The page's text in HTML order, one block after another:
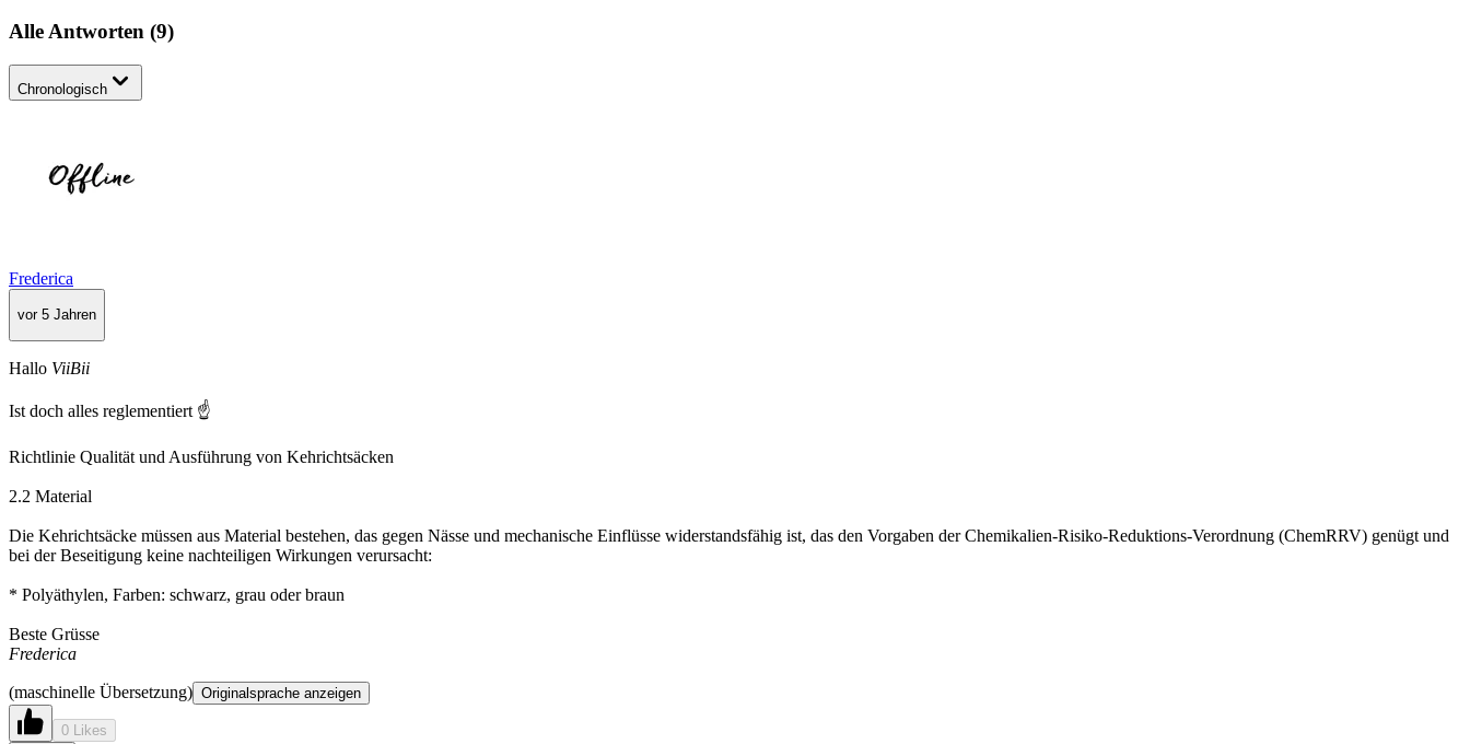
Alle Antworten (9)
Chronologisch
Frederica
vor 5 Jahren
Hallo ViiBii
Ist doch alles reglementiert ☝️
Richtlinie Qualität und Ausführung von Kehrichtsäcken
2.2 Material
Die Kehrichtsäcke müssen aus Material bestehen, das gegen Nässe und mechanische Einflüsse widerstandsfähig ist, das den Vorgaben der Chemikalien-Risiko-Reduktions-Verordnung (ChemRRV) genügt und
bei der Beseitigung keine nachteiligen Wirkungen verursacht:
* Polyäthylen, Farben: schwarz, grau oder braun
Beste Grüsse
Frederica
(maschinelle Übersetzung) Originalsprache anzeigen
0 Likes